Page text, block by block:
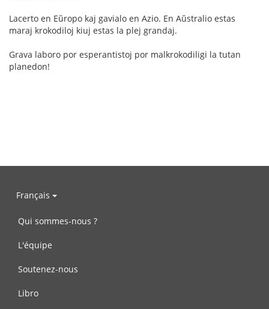
Lacerto en Eŭropo kaj gavialo en Azio. En Aŭstralio estas
maraj krokodiloj kiuj estas la plej grandaj.
Grava laboro por esperantistoj por malkrokodiligi la tutan
planedon!
Français
Qui sommes-nous ?
L'équipe
Soutenez-nous
Libro